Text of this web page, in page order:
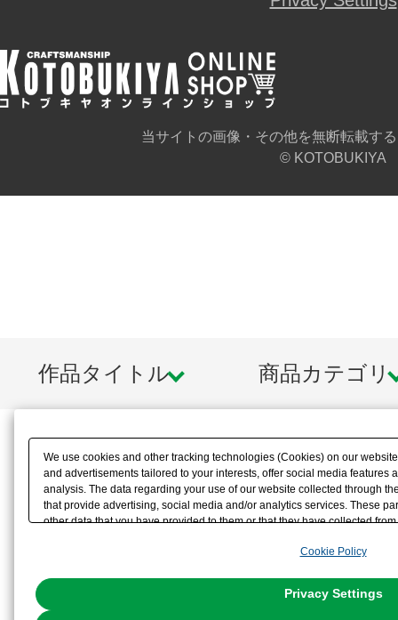
■耐荷重：棚板：3kg ※重量物を1点
りますので、ご注意ください
■生産国：日本
います。
当サイトの画像・その他を無断転載す
© KOTOBUKIYA
作品タイトル 商品カテゴリ
We use cookies and other tracking technologies (Cookies) on our
and advertisements tailored to your interests, offer social media features
analysis. The data regarding your use of our website collected through
that provide advertising, social media and/or analytics services. These
other data that you have provided to them or that they have collected
the use of all Cookies except for Strictly Necessary Cookies, please
You can change your consent or rejection settings at any time via
Cookie Policy
Privacy Settings